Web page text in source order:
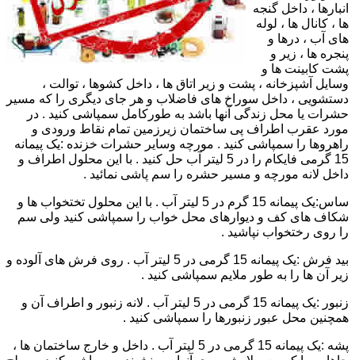
انبارها ، داخل گنجه
ها ، کانال ها ، لوله
های آب ، درها و
پنجره ها ، زیر و
پشت کابینت ها و
وسایل آشپزخانه ، پشت و زیر اتاق ها ، داخل کشوها ، توالت ،
دستشویی ، داخل سوراخ های فاضلاب و هر جای دیگری را که مسیر
حشرات یا محل زندگی آنها باشد به طورکامل سمپاشی کنید . در
مورد عقرب اطراف پی ساختمان زیرزمین تمام نقاط ورودی و
راهروها را سمپاشی کنید . مورچه وسایر حشرات خزنده :یک پیمانه
15 گرمی فایکام را در 5 لیتر آب حل کنید . با این محلول اطراف و
داخل لانه مورچه و مسیر حشره را سم پاشی نمائید .
ساس:یک پیمانه 15 گرم در 5 لیتر آب . با این محلول تختخواب ها و
شکاف های کف و دیوارهای محل خواب را سمپاشی کنید ولی سم
را روی رختخواب نپاشید .
بید فرش :یک پیمانه 15 گرمی در 5 لیتر آب . روی فرش های آلوده و
زیر آن ها را به طور ملایم سمپاشی کنید .
زنبور :یک پیمانه 15 گرمی در 5 لیتر آب . لانه زنبور و اطراف آن و
همچنین محل عبور زنبورها را سمپاشی کنید .
پشه :یک پیمانه 15 گرمی در 5 لیتر آب . داخل و خارج ساختمان ها ،